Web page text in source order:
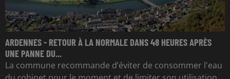
ARDENNES - RETOUR À LA NORMALE DANS 48 HEURES APRÈS
UNE PANNE DU...
La commune recommande d’éviter de consommer l'eau